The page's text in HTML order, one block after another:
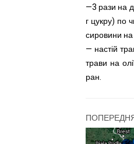
—3 рази на
г цукру) по
сировини
— настій
трави на
ран.